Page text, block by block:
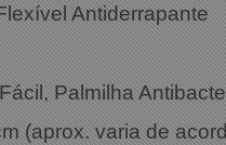
Antiderrapante
Palmilha
(aprox. varia de